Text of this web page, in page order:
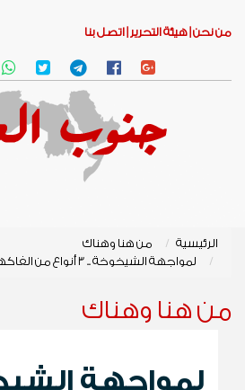
من نحن | هيئة التحرير | اتصل بنا
الرئيسية
من هنا وهناك
لمواجهة الشيخوخة .. 3 أنواع من الفاكهة لا غنى عنها
من هنا وهناك
لمواجهة